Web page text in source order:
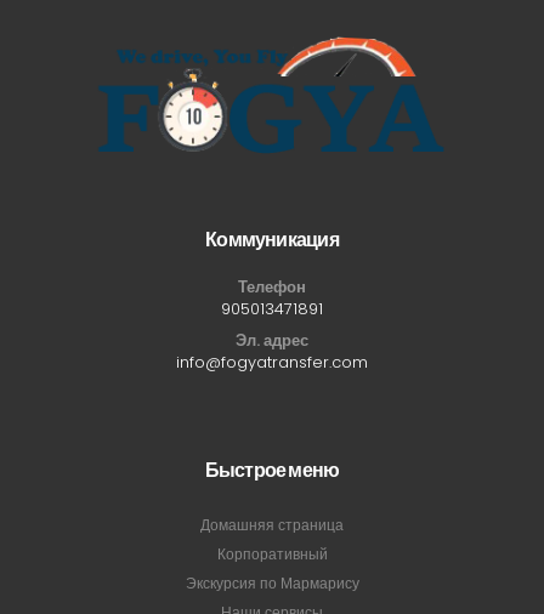
Коммуникация
Телефон
905013471891
Эл. адрес
info@fogyatransfer.com
Быстрое меню
Домашняя страница
Корпоративный
Экскурсия по Мармарису